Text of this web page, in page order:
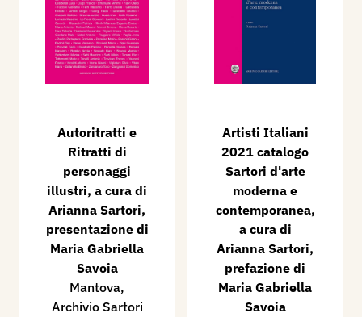
Autoritratti e
Ritratti di
personaggi
illustri, a cura di
Arianna Sartori,
presentazione di
Maria Gabriella
Savoia
Mantova,
Archivio Sartori
Artisti Italiani
2021 catalogo
Sartori d'arte
moderna e
contemporanea,
a cura di
Arianna Sartori,
prefazione di
Maria Gabriella
Savoia